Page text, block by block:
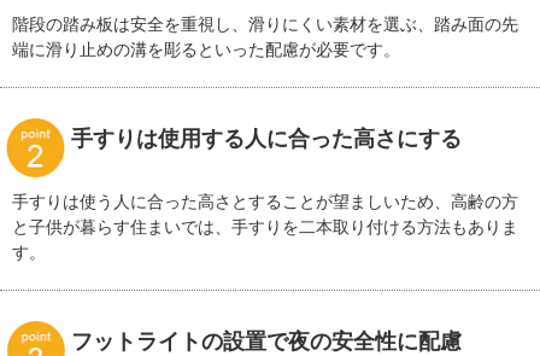
階段の踏み板は安全を重視し、滑りにくい素材を選ぶ、踏み面の先
端に滑り止めの溝を彫るといった配慮が必要です。
手すりは使用する人に合った高さにする
手すりは使う人に合った高さとすることが望ましいため、高齢の方
と子供が暮らす住まいでは、手すりを二本取り付ける方法もありま
す。
フットライトの設置で夜の安全性に配慮